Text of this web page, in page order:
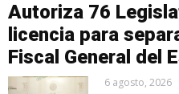
Autoriza 76
licencia para
Fiscal General del
6 agosto, 2026